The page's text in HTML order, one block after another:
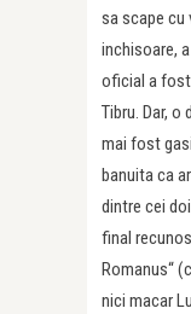
sa scape cu
inchisoare,
oficial a fost
Tibru. Dar, o
mai fost
banuita ca
dintre cei
final
Romanus“
nici macar